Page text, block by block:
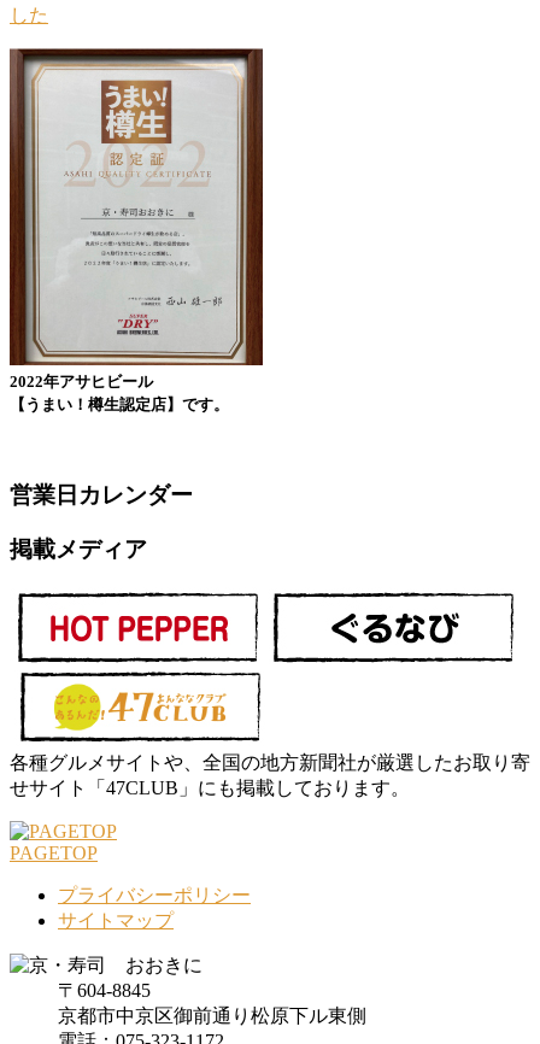
2022年アサヒビール
【うまい！樽生認定店】です。
営業日カレンダー
掲載メディア
各種グルメサイトや、全国の地方新聞社が厳選したお取り寄
せサイト「47CLUB」にも掲載しております。
PAGETOP
プライバシーポリシー
サイトマップ
〒604-8845
京都市中京区御前通り松原下ル東側